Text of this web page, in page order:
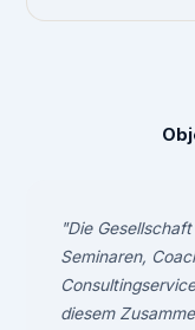
"Die
Seminaren,
diesem